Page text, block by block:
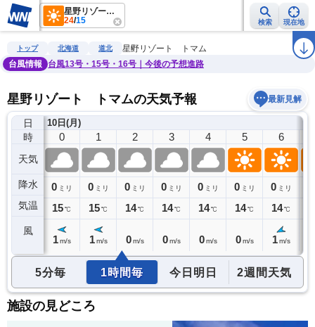
星野リゾート トマム
24/15 検索 現在地
雨雲レーダー 台風情報 地震情報 警報・注意報 ラ
トップ 北海道 道北
星野リゾート トマム
台風情報
台風13号・15号・16号｜今後の予想進路
星野リゾート トマムの天気予報 最新見解
日
時
天気
降水
気温
風
9日(日)
23
0ミリ
15℃
10日(月)
0
0 ミリ
15℃
1 m/s
1
0 ミリ
15℃
1 m/s
2
0 ミリ
14℃
0 m/s
3
0 ミリ
14℃
0 m/s
4
0 ミリ
14℃
0 m/s
5
0 ミリ
14℃
0 m/s
6
0 ミリ
14℃
1 m/s
5分毎 1時間毎 今日明日 2週間天気
施設の見どころ